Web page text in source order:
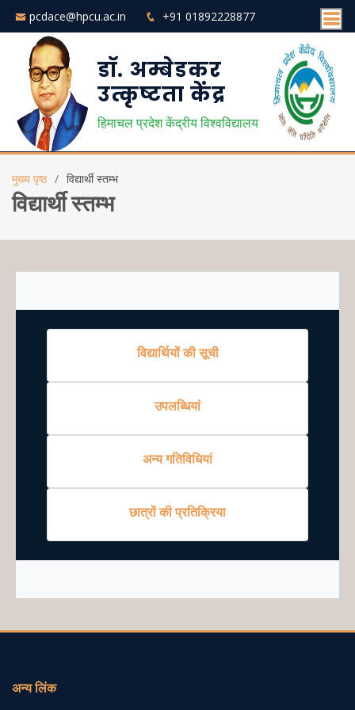
pcdace@hpcu.ac.in +91 01892228877
डॉ. अम्बेडकर
उत्कृष्टता केंद्र
हिमाचल प्रदेश केंद्रीय विश्वविद्यालय
मुख्य पृष्ठ विद्यार्थी स्तम्भ
विद्यार्थी स्तम्भ
विद्यार्थियों की सूची
उपलब्धियां
अन्य गतिविधियां
छात्रों की प्रतिक्रिया
अन्य लिंक